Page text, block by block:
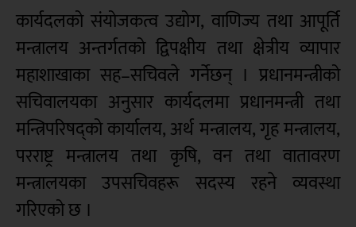
कार्यदलको संयोजकत्व उद्योग, वाणिज्य तथा आपूर्ति
मन्त्रालय अन्तर्गतको द्विपक्षीय तथा क्षेत्रीय व्यापार
महाशाखाका सह–सचिवले गर्नेछन् । प्रधानमन्त्रीको
सचिवालयका अनुसार कार्यदलमा प्रधानमन्त्री तथा
मन्त्रिपरिषद्को कार्यालय, अर्थ मन्त्रालय, गृह मन्त्रालय,
परराष्ट्र मन्त्रालय तथा कृषि, वन तथा वातावरण
मन्त्रालयका उपसचिवहरू सदस्य रहने व्यवस्था
गरिएको छ ।